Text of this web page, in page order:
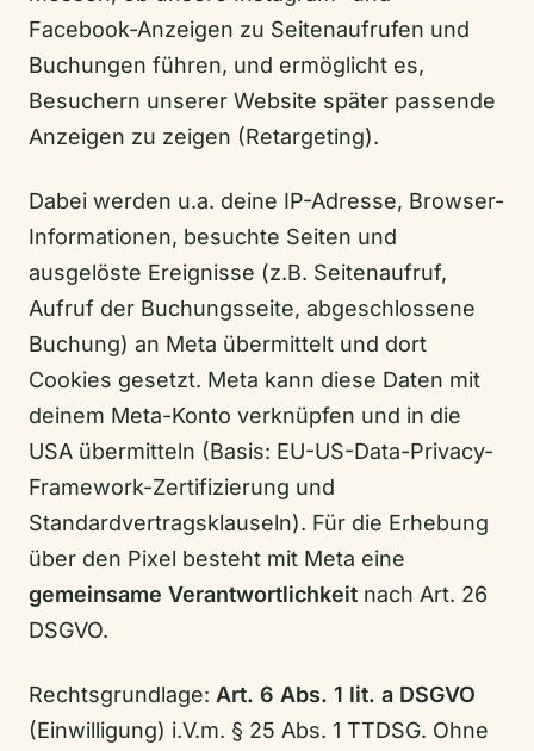
Facebook-Anzeigen zu Seitenaufrufen und
Buchungen führen, und ermöglicht es,
Besuchern unserer Website später passende
Anzeigen zu zeigen (Retargeting).
Dabei werden u.a. deine IP-Adresse, Browser-
Informationen, besuchte Seiten und
ausgelöste Ereignisse (z.B. Seitenaufruf,
Aufruf der Buchungsseite, abgeschlossene
Buchung) an Meta übermittelt und dort
Cookies gesetzt. Meta kann diese Daten mit
deinem Meta-Konto verknüpfen und in die
USA übermitteln (Basis: EU-US-Data-Privacy-
Framework-Zertifizierung und
Standardvertragsklauseln). Für die Erhebung
über den Pixel besteht mit Meta eine
gemeinsame Verantwortlichkeit nach Art. 26
DSGVO.
Rechtsgrundlage: Art. 6 Abs. 1 lit. a DSGVO
(Einwilligung) i.V.m. § 25 Abs. 1 TTDSG. Ohne